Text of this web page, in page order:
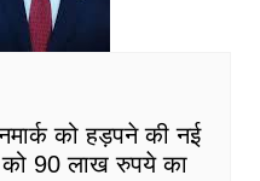
को हड़पने की नई
को 90 लाख रुपये का